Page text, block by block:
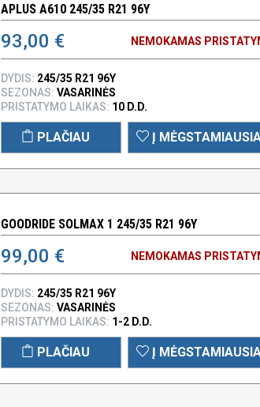
APLUS A610 245/35 R21 96Y
93,00 € NEMOKAMAS
DYDIS: 245/35 R21 96Y
SEZONAS: VASARINĖS
PRISTATYMO LAIKAS: 10 D.D.
PLAČIAU Į
GOODRIDE SOLMAX 1 245/35 R21 96Y
99,00 € NEMOKAMAS
DYDIS: 245/35 R21 96Y
SEZONAS: VASARINĖS
PRISTATYMO LAIKAS: 1-2 D.D.
PLAČIAU Į